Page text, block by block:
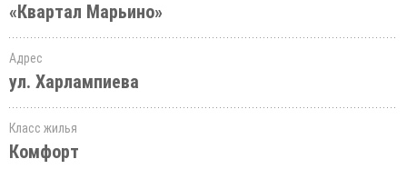
«Квартал Марьино»
Адрес
ул. Харлампиева
Класс жилья
Комфорт